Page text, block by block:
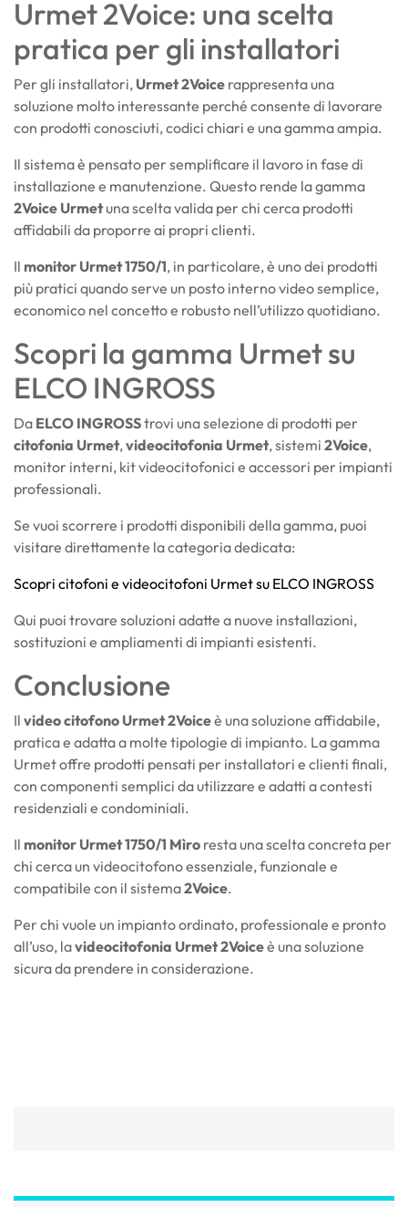
Urmet 2Voice: una scelta
pratica per gli installatori
Per gli installatori, Urmet 2Voice rappresenta una
soluzione molto interessante perché consente di lavorare
con prodotti conosciuti, codici chiari e una gamma ampia.
Il sistema è pensato per semplificare il lavoro in fase di
installazione e manutenzione. Questo rende la gamma
2Voice Urmetuna scelta valida per chi cerca prodotti
affidabili da proporre ai propri clienti.
Il monitor Urmet 1750/1, in particolare, è uno dei prodotti
più pratici quando serve un posto interno video semplice,
economico nel concetto e robusto nell’utilizzo quotidiano.
Scopri la gamma Urmet su
ELCO INGROSS
Da ELCO INGROSStrovi una selezione di prodotti per
citofonia Urmet, videocitofonia Urmet, sistemi 2Voice,
monitor interni, kit videocitofonici e accessori per impianti
professionali.
Se vuoi scorrere i prodotti disponibili della gamma, puoi
visitare direttamente la categoria dedicata:
Scopri citofoni e videocitofoni Urmet su ELCO INGROSS
Qui puoi trovare soluzioni adatte a nuove installazioni,
sostituzioni e ampliamenti di impianti esistenti.
Conclusione
Il video citofono Urmet 2Voiceè una soluzione affidabile,
pratica e adatta a molte tipologie di impianto. La gamma
Urmet offre prodotti pensati per installatori e clienti finali,
con componenti semplici da utilizzare e adatti a contesti
residenziali e condominiali.
Il monitor Urmet 1750/1 Mìro resta una scelta concreta per
chi cerca un videocitofono essenziale, funzionale e
compatibile con il sistema2Voice.
Per chi vuole un impianto ordinato, professionale e pronto
all’uso, lavideocitofonia Urmet 2Voiceè una soluzione
sicura da prendere in considerazione.